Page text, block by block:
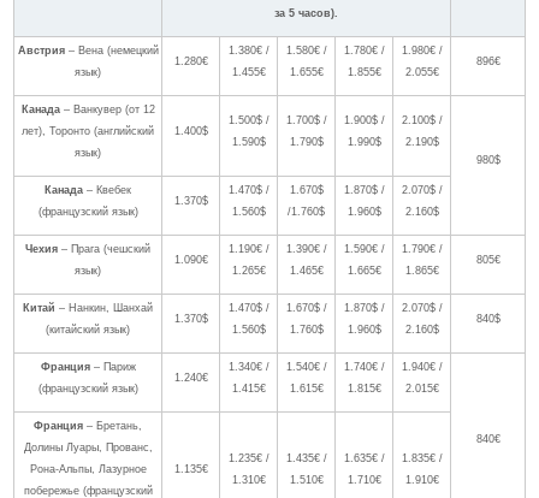
за 5 часов).
Австрия – Вена (немецкий
язык)
1.280€
1.380€ /
1.455€
1.580€ /
1.655€
1.780€ /
1.855€
1.980€ /
2.055€
896€
Канада – Ванкувер (от 12
лет), Торонто (английский
язык)
1.400$
1.500$ /
1.590$
1.700$ /
1.790$
1.900$ /
1.990$
2.100$ /
2.190$
980$
Канада – Квебек
(французский язык)
1.370$
1.470$ /
1.560$
1.670$
/1.760$
1.870$ /
1.960$
2.070$ /
2.160$
Чехия – Прага (чешский
язык)
1.090€
1.190€ /
1.265€
1.390€ /
1.465€
1.590€ /
1.665€
1.790€ /
1.865€
805€
Китай – Нанкин, Шанхай
(китайский язык)
1.370$
1.470$ /
1.560$
1.670$ /
1.760$
1.870$ /
1.960$
2.070$ /
2.160$
840$
Франция – Париж
(французский язык)
1.240€
1.340€ /
1.415€
1.540€ /
1.615€
1.740€ /
1.815€
1.940€ /
2.015€
840€
Франция – Бретань,
Долины Луары, Прованс,
Рона-Альпы, Лазурное
побережье (французский
1.135€
1.235€ /
1.310€
1.435€ /
1.510€
1.635€ /
1.710€
1.835€ /
1.910€